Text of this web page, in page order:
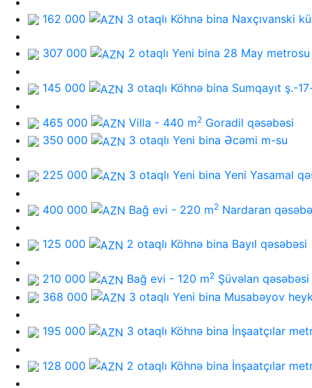
162 000 3 otaqlı Köhnə bina Naxçıvanski
307 000 2 otaqlı Yeni bina 28 May metrosu
145 000 3 otaqlı Köhnə bina Sumqayıt ş.-
465 000 Villa - 440 m2 Goradil qəsəbəsi
350 000
3 otaqlı Yeni bina Əcəmi m-su
225 000 3 otaqlı Yeni bina Yeni Yasamal
400 000 Bağ evi - 220 m2 Nardaran
125 000 2 otaqlı Köhnə bina Bayıl qəsəbəsi
210 000 Bağ evi - 120 m2 Şüvəlan qəsəbəsi
368 000
3 otaqlı Yeni bina Musabəyov
195 000 3 otaqlı Köhnə bina İnşaatçılar
128 000 2 otaqlı Köhnə bina İnşaatçılar